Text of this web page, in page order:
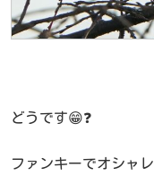
どうです😁❓
ファンキーでオシャ